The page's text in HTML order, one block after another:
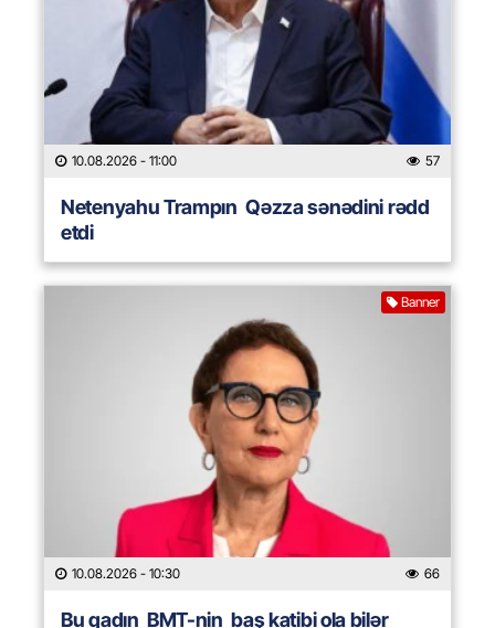
10.08.2026 - 11:00 57
Netenyahu Trampın Qəzza sənədini rədd
etdi
Banner
10.08.2026 - 10:30 66
Bu qadın BMT-nin baş katibi ola bilər